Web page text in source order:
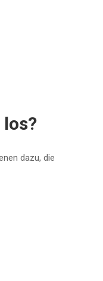
dazu, die